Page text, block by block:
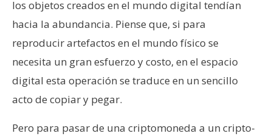
r
e
n
s
a
e
los objetos creados en el mundo digital tendían
hacia la abundancia. Piense que, si para
reproducir artefactos en el mundo físico se
necesita un gran esfuerzo y costo, en el espacio
digital esta operación se traduce en un sencillo
acto de copiar y pegar.
Pero para pasar de una criptomoneda a un cripto-